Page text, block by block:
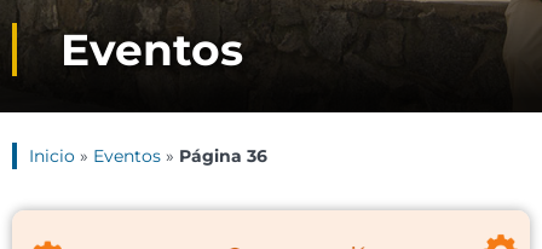
Eventos
Inicio » Eventos » Página 36